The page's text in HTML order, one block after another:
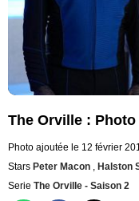
The Orville :
Photo ajoutée le 12 février
Stars Peter Macon , Halston
Serie The Orville - Saison 2